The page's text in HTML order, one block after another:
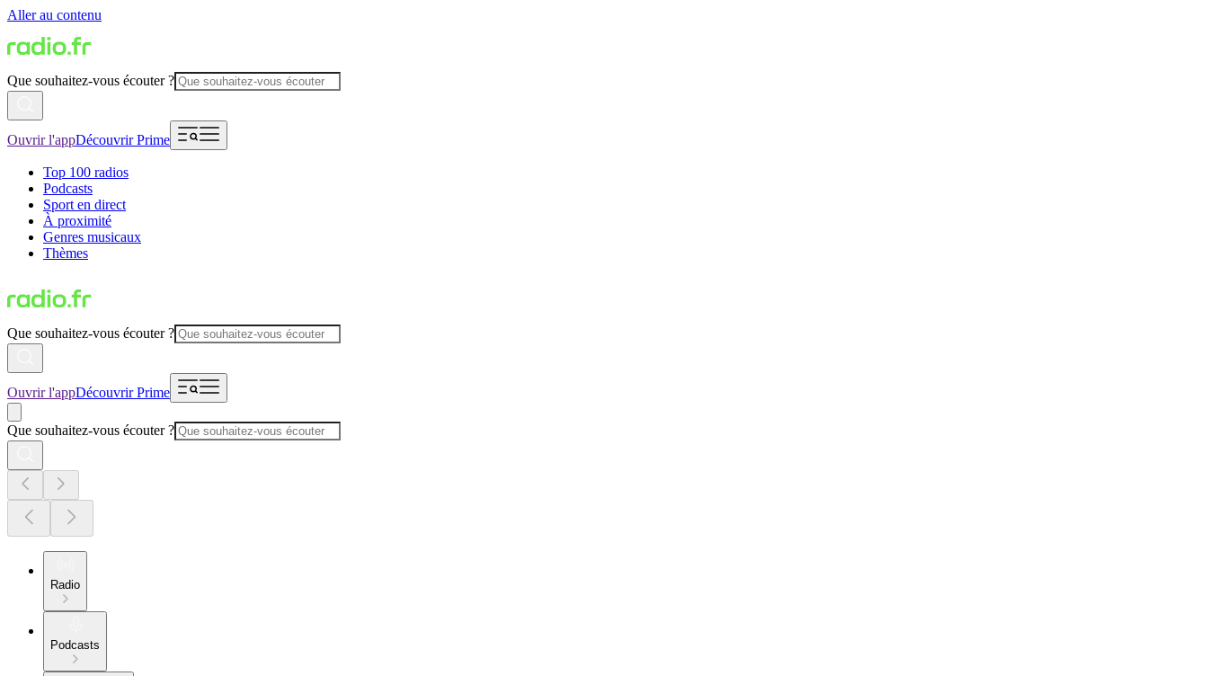
Aller au contenu
Que souhaitez-vous écouter ?
Ouvrir l'appDécouvrir Prime
Top 100 radios
Podcasts
Sport en direct
À proximité
Genres musicaux
Thèmes
Que souhaitez-vous écouter ?
Ouvrir l'appDécouvrir Prime
Que souhaitez-vous écouter ?
Radio
Podcasts